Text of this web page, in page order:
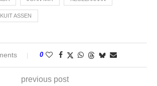
ASSEN
0
previous post